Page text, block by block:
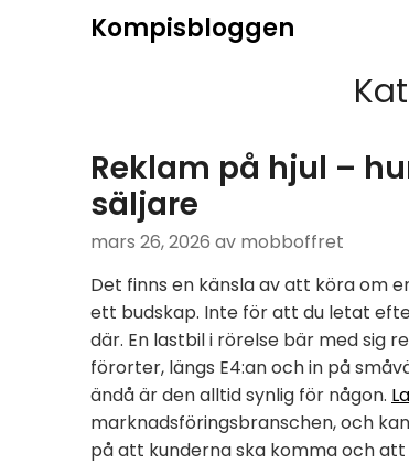
Kompisbloggen
Reklam på hjul –
säljare
mars 26, 2026 av mobboffret
Det finns en känsla av att köra om
ett budskap. Inte för att du letat
där. En lastbil i rörelse bär med sig
förorter, längs E4:an och in på
ändå är den alltid synlig för någon.
marknadsföringsbranschen, och
på att kunderna ska komma och att